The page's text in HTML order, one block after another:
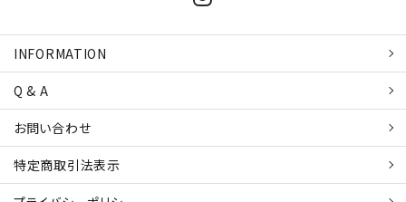
INFORMATION
Q & A
お問い合わせ
特定商取引法表示